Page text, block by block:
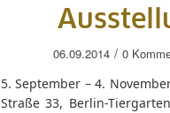
06.09.2014 / 0
5. September – 4.
Straße 33, Berlin-